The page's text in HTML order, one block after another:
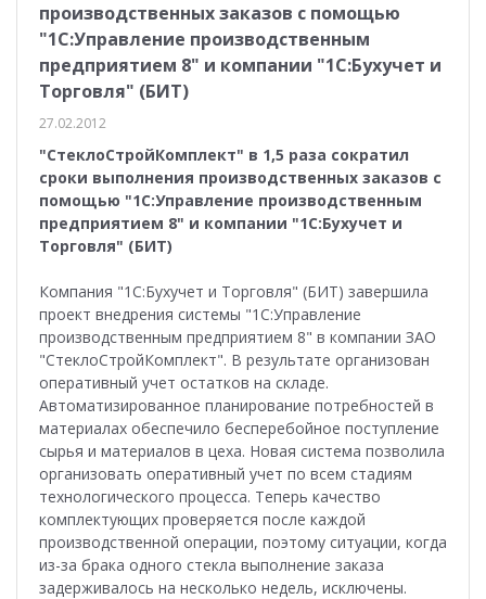
производственных заказов с помощью
"1С:Управление производственным
предприятием 8" и компании "1С:Бухучет и
Торговля" (БИТ)
27.02.2012
"СтеклоСтройКомплект" в 1,5 раза сократил
сроки выполнения производственных заказов с
помощью "1С:Управление производственным
предприятием 8" и компании "1С:Бухучет и
Торговля" (БИТ)
Компания "1С:Бухучет и Торговля" (БИТ) завершила
проект внедрения системы "1С:Управление
производственным предприятием 8" в компании ЗАО
"СтеклоСтройКомплект". В результате организован
оперативный учет остатков на складе.
Автоматизированное планирование потребностей в
материалах обеспечило бесперебойное поступление
сырья и материалов в цеха. Новая система позволила
организовать оперативный учет по всем стадиям
технологического процесса. Теперь качество
комплектующих проверяется после каждой
производственной операции, поэтому ситуации, когда
из-за брака одного стекла выполнение заказа
задерживалось на несколько недель, исключены.